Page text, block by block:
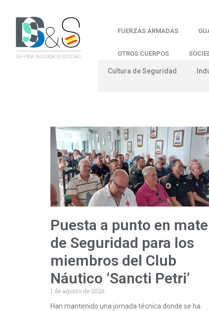
FUERZAS ARMADAS
OTROS CUERPOS
Cultura de Seguridad
Puesta a punto en
de Seguridad para los
miembros del Club
Náutico ‘Sancti Petri’
1 de agosto de 2026
Han mantenido una jornada técnica donde se ha